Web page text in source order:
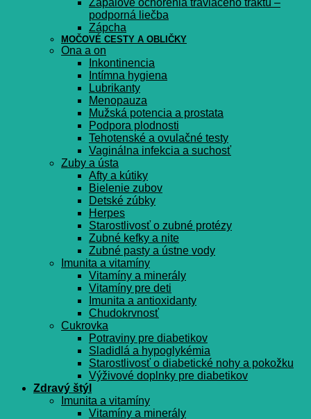
Zápalové ochorenia tráviaceho traktu –
podporná liečba
Zápcha
MOČOVÉ CESTY A OBLIČKY
Ona a on
Inkontinencia
Intímna hygiena
Lubrikanty
Menopauza
Mužská potencia a prostata
Podpora plodnosti
Tehotenské a ovulačné testy
Vaginálna infekcia a suchosť
Zuby a ústa
Afty a kútiky
Bielenie zubov
Detské zúbky
Herpes
Starostlivosť o zubné protézy
Zubné kefky a nite
Zubné pasty a ústne vody
Imunita a vitamíny
Vitamíny a minerály
Vitamíny pre deti
Imunita a antioxidanty
Chudokrvnosť
Cukrovka
Potraviny pre diabetikov
Sladidlá a hypoglykémia
Starostlivosť o diabetické nohy a pokožku
Výživové doplnky pre diabetikov
Zdravý štýl
Imunita a vitamíny
Vitamíny a minerály